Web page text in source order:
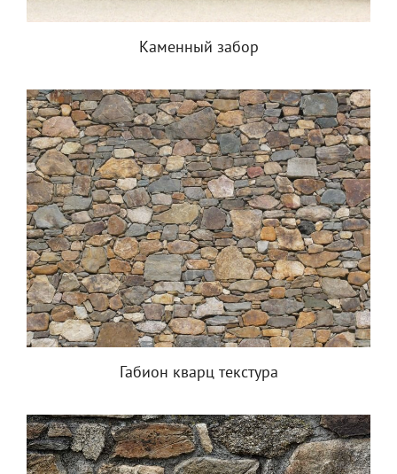
Каменный забор
Габион кварц текстура